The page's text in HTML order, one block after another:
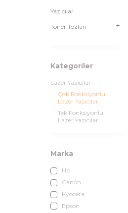
Yazıcılar
Toner Tozları
Kategoriler
Lazer Yazıcılar
Çok Fonksiyonlu
Lazer Yazıcılar
Tek Fonksiyonlu
Lazer Yazıcılar
Marka
Hp
Canon
Kyocera
Epson